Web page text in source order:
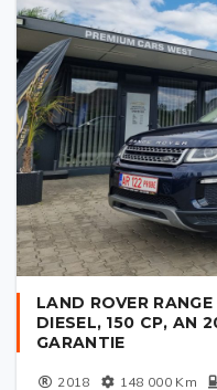
LAND ROVER
DIESEL, 150 CP, AN
GARANTIE
2018 148 000Km